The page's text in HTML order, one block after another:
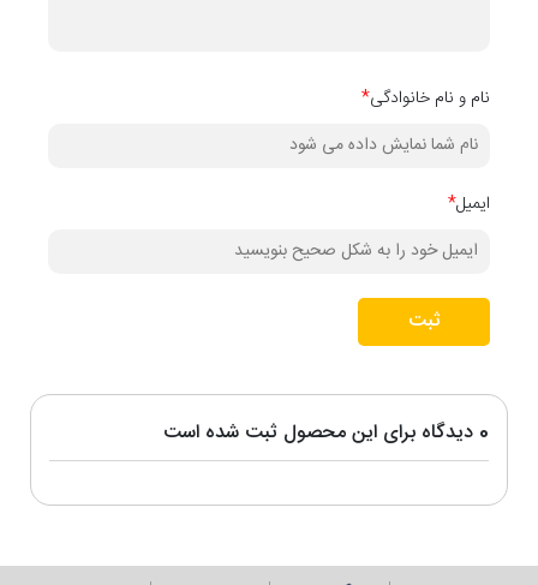
0 دیدگاه برای این محصول ثبت شده است
نام و نام خانوادگی*
ایمیل*
ثبت